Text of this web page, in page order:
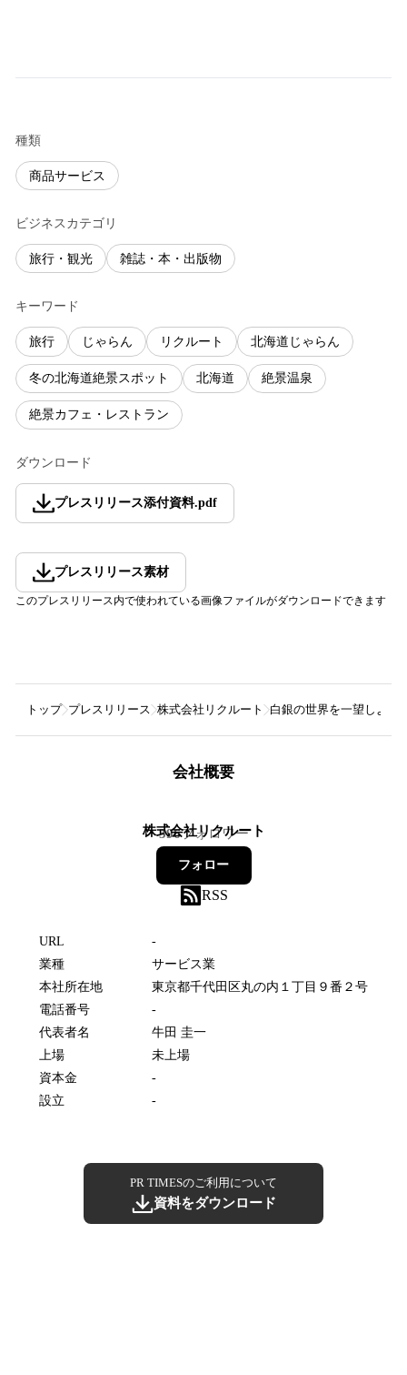
種類
商品サービス
ビジネスカテゴリ
旅行・観光 雑誌・本・出版物
キーワード
旅行 じゃらん リクルート 北海道じゃらん
冬の北海道絶景スポット 北海道 絶景温泉
絶景カフェ・レストラン
ダウンロード
プレスリリース添付資料.pdf
プレスリリース素材
このプレスリリース内で使われている画像ファイルがダウンロードできます
トップ プレスリリース 株式会社リクルート 白銀の世界を一望しよう
会社概要
株式会社リクルート
396フォロワー
フォロー
RSS
URL
-
業種
サービス業
本社所在地
東京都千代田区丸の内１丁目９番２号
電話番号
-
代表者名
牛田 圭一
上場
未上場
資本金
-
設立
-
PR TIMESのご利用について
資料をダウンロード